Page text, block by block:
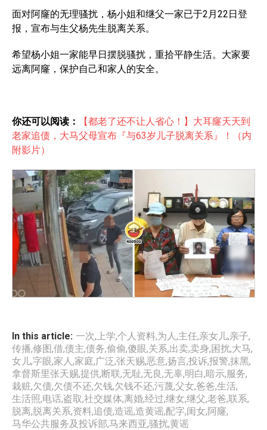
面对阿窿的无理骚扰，杨小姐和继父一家已于2月22日登
报，宣布与生父杨先生脱离关系。
希望杨小姐一家能早日摆脱骚扰，重拾平静生活。大家要
远离阿窿，保护自己和家人的安全。
你还可以阅读：
【都老了还不让人省心！】大耳窿天天到
老家追债，大马父母宣布『与63岁儿子脱离关系』！（内
附影片）
In this article: 一次,上学,个人资料,为人,主任,亲女儿,亲子,
传播,修图,借,债主,债务,偷偷,傻眼,关系,出卖,卖身,困扰,大马,
女儿,字眼,家人,家庭,广泛,张天赐,恶意,扬言,投诉,报警,抹黑,
拿督斯里张天赐,提供,断联,无耻,无良,无辜,明白,暗示,服务,
栽赃,欠债,欠债不还,欠钱,欠钱不还,污蔑,父女,爸爸,生活,
生活照,电话,盗取,社交媒体,离婚,经过,继女,继父,老爸,联系,
脱离,脱离关系,资料,追债,造谣,造黄谣,配字,闺女,阿窿,
马华公共服务及投诉部,马来西亚,骚扰,黄谣